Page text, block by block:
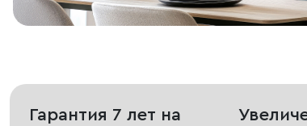
Гарантия 7 лет на